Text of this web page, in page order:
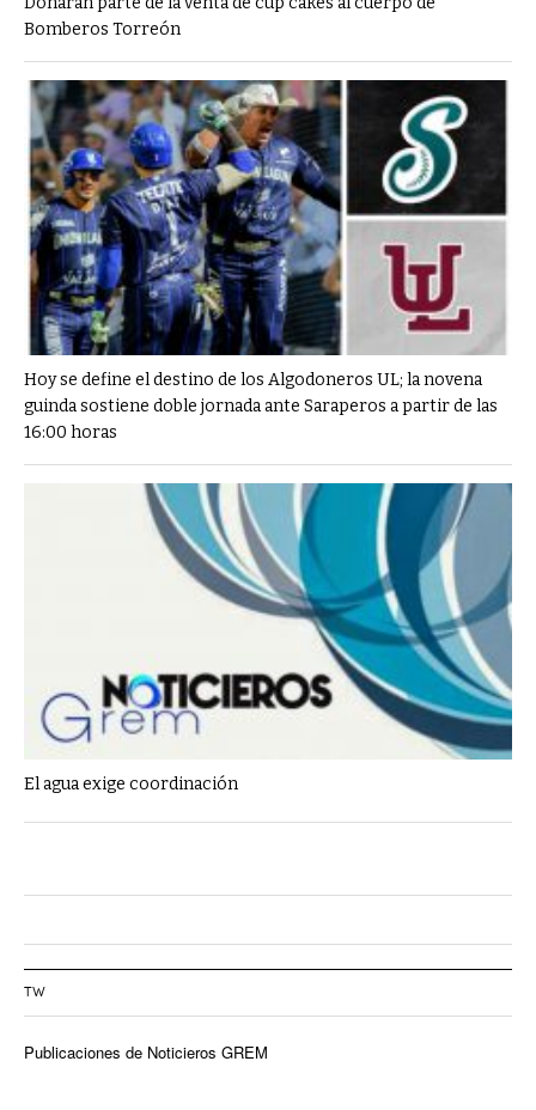
Bomberos Torreón
Hoy se define el destino de los Algodoneros UL; la novena
guinda sostiene doble jornada ante Saraperos a partir de las
16:00 horas
El agua exige coordinación
TW
Publicaciones de Noticieros GREM